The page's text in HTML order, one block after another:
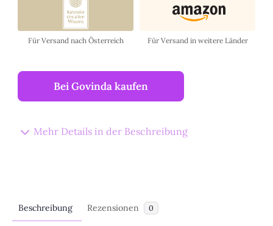
Für Versand nach Österreich Für Versand in weitere Länder
Bei Govinda kaufen
Mehr Details in der Beschreibung
Beschreibung Rezensionen 0